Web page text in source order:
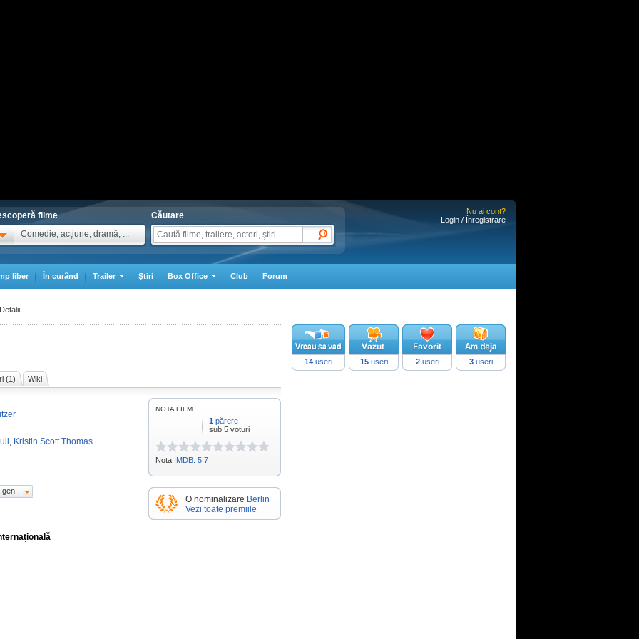
filme
Comedie, acţiune, dramă, ...
Căutare
Nu ai cont?
Login / Înregistrare
liber În curând Trailer Ştiri Box Office Club Forum
(1) Wiki
, Kristin Scott Thomas
gen
NOTA FILM
- - 1 părere
sub 5 voturi
Nota IMDB: 5.7
O nominalizare Berlin
Vezi toate premiile
14 useri 15useri 2useri 3useri
Detalii